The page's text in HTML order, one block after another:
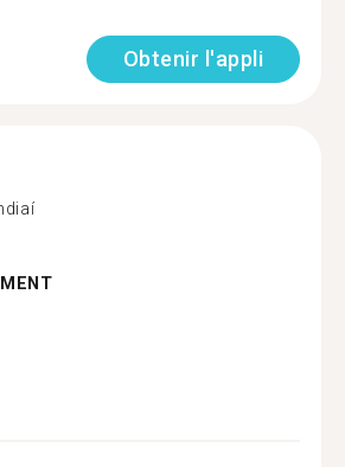
Obtenir l'appli